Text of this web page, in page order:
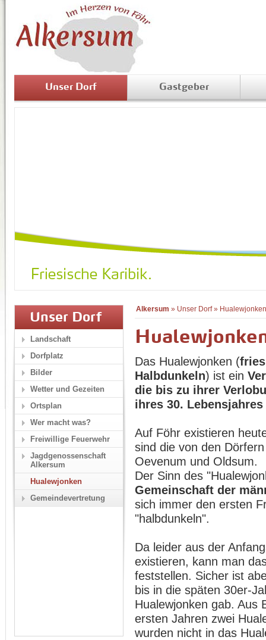
Unser Dorf Gastgeber
Alkersum » Unser Dorf» Hualewjonken
Das Hualewjonken (
Halbdunkeln) ist ein
die bis zu ihrer
ihres 30.
Auf Föhr existieren
sind die von den
Oevenum und Oldsum.
Der Sinn des
Gemeinschaft der
sich immer den ersten
"halbdunkeln".
Da leider aus der
existieren, kann man
feststellen. Sicher ist
bis in die späten 30er-
Hualewjonken gab. Aus
ersten Jahren zwei
wurden nicht in das
Unser Dorf
Landschaft
Dorfplatz
Bilder
Wetter und Gezeiten
Ortsplan
Wer macht was?
Freiwillige Feuerwehr
Jagdgenossenschaft
Alkersum
Hualewjonken
Gemeindevertretung